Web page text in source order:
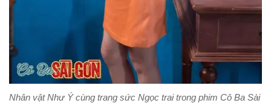
Nhân vật Như Ý cùng trang sức Ngọc trai trong phim Cô Ba Sài